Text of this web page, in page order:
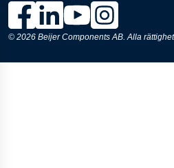
Länk till Lesjöfors på Facebook.,
Länk till Lesjöfors på
Länk till Lesjöfors på
Länk till
© 2026 Beijer Components AB. Alla